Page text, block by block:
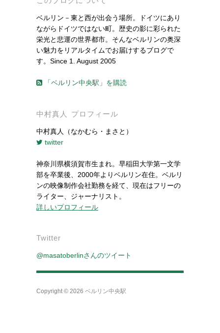
ベルリン－東と西が出会う場所。ドイツにあり
ながらドイツではない町。歴史の影に彩られた
栄光と悲運の世界都市。そんなベルリンの奥深
い魅力をリアルタイムでお届けするブログで
す。Since 1. August 2005
「ベルリン中央駅」を購読
中村真人 プロフィール
中村真人（なかむら・まさと）
twitter
神奈川県横須賀市生まれ。早稲田大学第一文学
部を卒業後、2000年よりベルリン在住。ベルリ
ンの映像制作会社勤務を経て、現在はフリーの
ライター、ジャーナリスト。
詳しいプロフィール
Twitter
@masatoberlinさんのツイート
Copyright © 2026 ベルリン中央駅